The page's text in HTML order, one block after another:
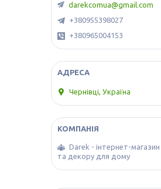
darekcomua@gmail.com
+380955398027
+380965004153
Чернівці, Україна
Darek - інтернет-магазин
та декору для дому